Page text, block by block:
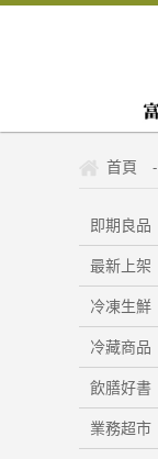
首頁 -
即期良品
最新上架
冷凍生鮮
冷藏商品
飲膳好書
業務超市